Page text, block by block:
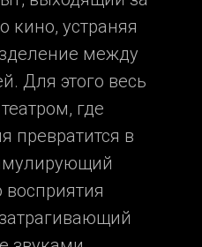
кино, устраняя
между
Для этого весь
где
превратится в
восприятия